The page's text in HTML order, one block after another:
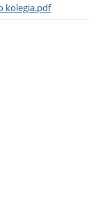
kolegia.pdf